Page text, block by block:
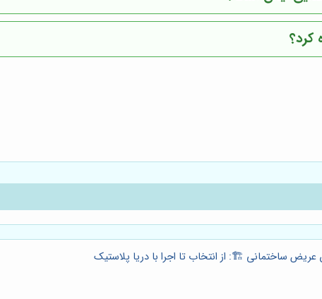
کرد؟
عریض ساختمانی 🏗️: از انتخاب تا اجرا با دریا پلاستیک